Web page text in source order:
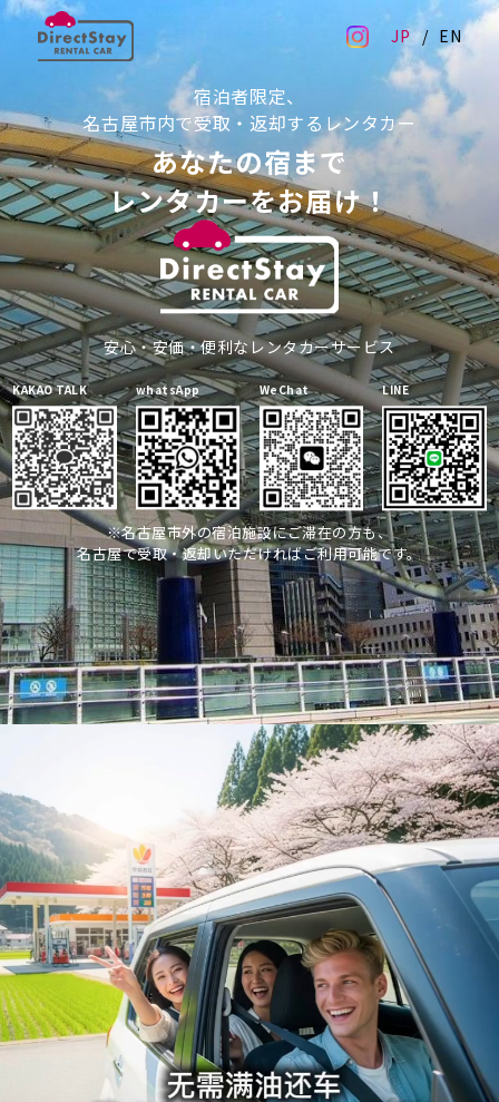
JP EN
宿泊者限定、
名古屋市内で受取・返却するレンタカー
あなたの宿まで
レンタカーをお届け！
安心・安価・便利なレンタカーサービス
KAKAO TALK whatsApp WeChat LINE
※名古屋市外の宿泊施設にご滞在の方も、
名古屋で受取・返却いただければご利用可能です。